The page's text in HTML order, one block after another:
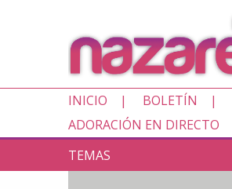
INICIO BOLETÍN
ADORACIÓN EN DIRECTO
TEMAS